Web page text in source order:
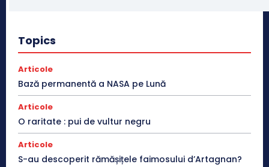
Topics
Articole
Bază permanentă a NASA pe Lună
Articole
O raritate : pui de vultur negru
Articole
S-au descoperit rămășițele faimosului d’Artagnan?